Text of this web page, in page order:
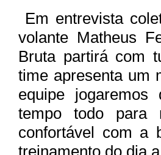
Em entrevista
volante Matheus
Bruta partirá com
time apresenta um
equipe
tempo todo para
confortável com a
treinamento do dia